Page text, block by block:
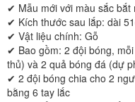
✔ Mẫu mới với màu sắc bắt
✔ Kích thước sau lắp: dài
✔ Vật liệu chính: Gỗ
✔ Bao gồm: 2 đội bóng,
thủ) và 2 quả bóng đá (dự
✔ 2 đội bóng chia cho 2
bằng 6 tay lắc